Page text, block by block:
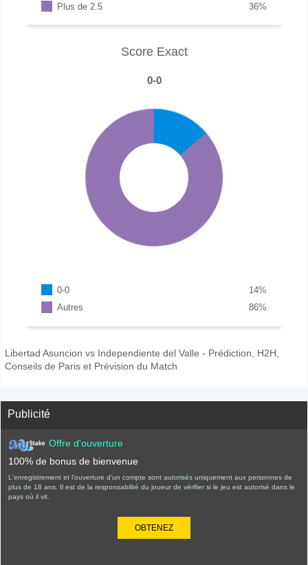
Plus de 2.5
%
36
Score Exact
0-0
0-0 %
14
Autres
%
86
Libertad Asuncion vs Independiente del Valle - Prédiction, H2H,
Conseils de Paris et Prévision du Match
Publicité
Offre d'ouverture
100% de bonus de bienvenue
L'enregistrement et l'ouverture d'un compte sont autorisés uniquement aux personnes de
plus de 18 ans. Il est de la responsabilité du joueur de vérifier si le jeu est autorisé dans le
pays où il vit.
OBTENEZ